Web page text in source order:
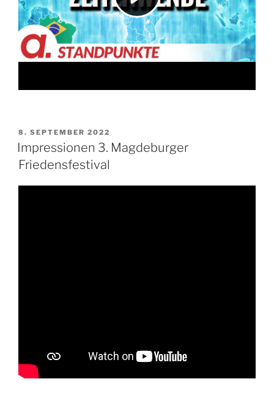
VERÖFFENTLICHT
AM
8. SEPTEMBER 2022
Impressionen 3. Magdeburger
Friedensfestival